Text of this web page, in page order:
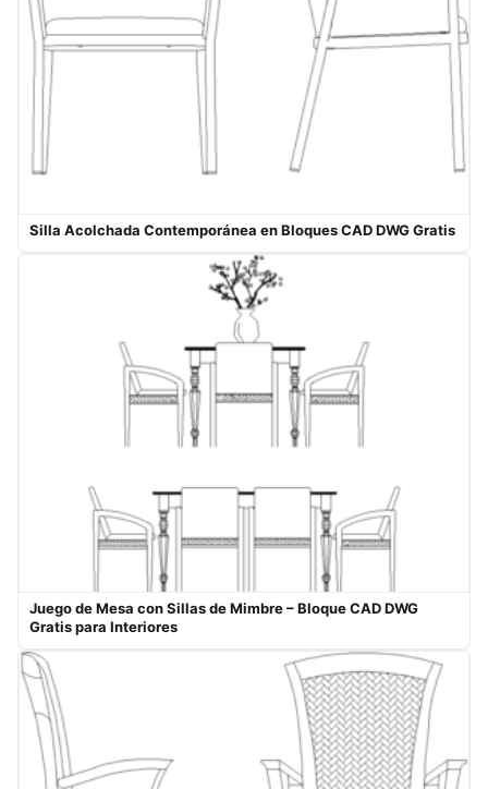
Silla Acolchada Contemporánea en Bloques CAD DWG Gratis
Juego de Mesa con Sillas de Mimbre – Bloque CAD DWG
Gratis para Interiores